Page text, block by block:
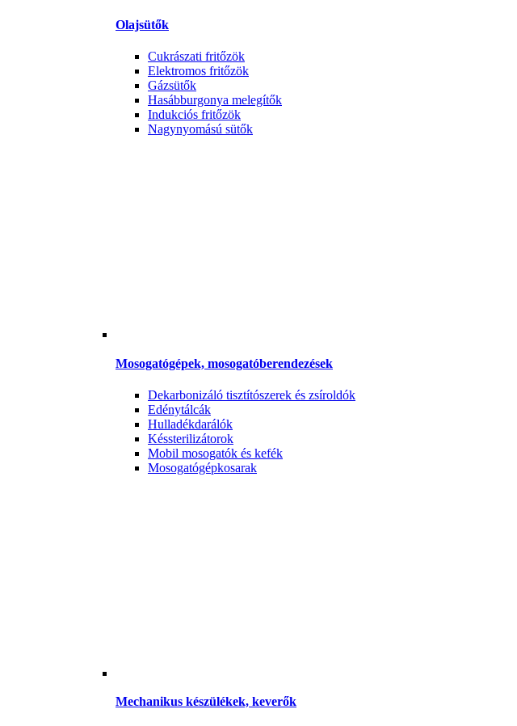
Olajsütők
Cukrászati fritőzök
Elektromos fritőzök
Gázsütők
Hasábburgonya melegítők
Indukciós fritőzök
Nagynyomású sütők
Mosogatógépek, mosogatóberendezések
Dekarbonizáló tisztítószerek és zsíroldók
Edénytálcák
Hulladékdarálók
Késsterilizátorok
Mobil mosogatók és kefék
Mosogatógépkosarak
Mechanikus készülékek, keverők